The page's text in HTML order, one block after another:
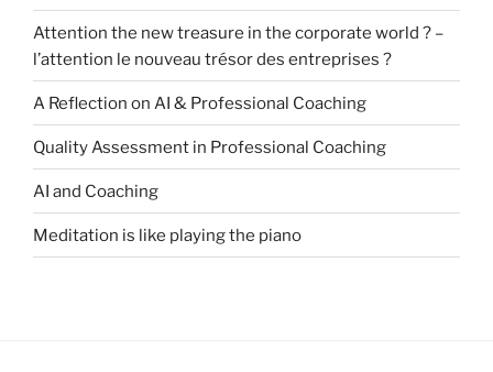
Attention the new treasure in the corporate world ? –
l’attention le nouveau trésor des entreprises ?
A Reflection on AI & Professional Coaching
Quality Assessment in Professional Coaching
AI and Coaching
Meditation is like playing the piano